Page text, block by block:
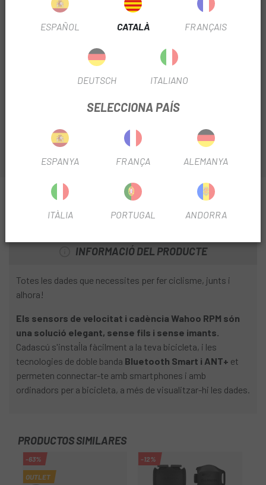
Sense Stock
tenim disponible els principals sensors de
Wahoo , per aquest motiu
ja pots adquirir el pack de
Sense fil amb Bluetooth i ANT+
INFORMACIÓ SOBRE SENSOR WAHOO RPM
VELOCITAT & CADÈNCIA SENSOR COMBO PACK
INFORMACIÓ DEL PRODUCTE
Totes les dades que necessites per fer ciclisme, junts i
alhora!
Els sensors de velocitat i cadència Wahoo RPM són
una solució elegant, sense fils i sense imants.
Cadascú s'instal·la fàcilment a la teva bicicleta, i les
tecnologies de doble banda Bluetooth Smart i ANT+ et
permeten connectar-te amb smartphones i amb
ordinadors per a bicicleta, a més de visualitzar-hi les dades.
PRODUCTOS SIMILARES
-63%
OUTLET
-12%
ESPAÑOL CATALÀ FRANÇAIS
DEUTSCH ITALIANO
SELECCIONA PAÍS
ESPANYA FRANÇA ALEMANYA
ITÀLIA PORTUGAL ANDORRA